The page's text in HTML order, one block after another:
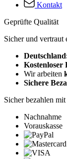
Kontakt
Geprüfte Qualität
Sicher und vertraut
Kostenloser
Wir arbeiten
Sichere
Sicher bezahlen mit
Nachnahme
Vorauskasse